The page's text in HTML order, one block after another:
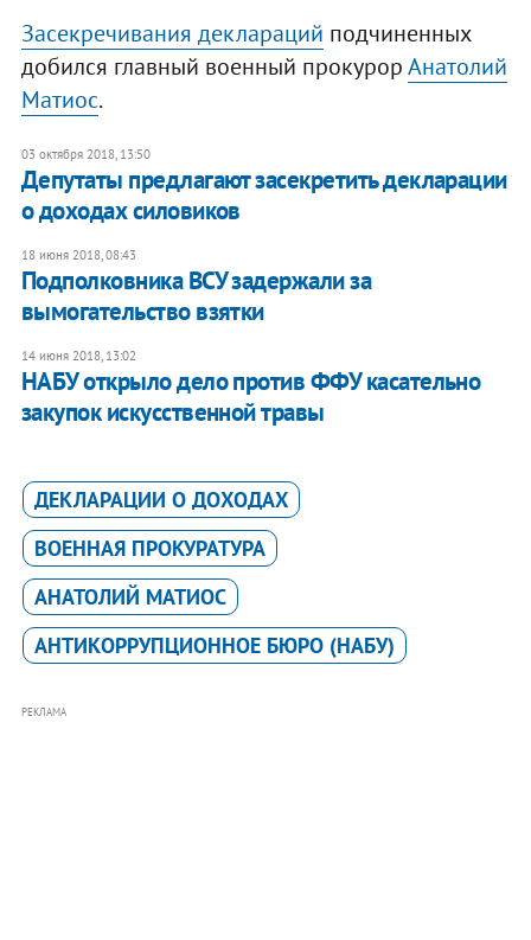
Засекречивания деклараций подчиненных
добился главный военный прокурорАнатолий
Матиос.
03 октября 2018, 13:50
​Депутаты предлагают засекретить декларации
о доходах силовиков
18 июня 2018, 08:43
Подполковника ВСУ задержали за
вымогательство взятки
14 июня 2018, 13:02
НАБУ открыло дело против ФФУ касательно
закупок искусственной травы
ДЕКЛАРАЦИИ О ДОХОДАХ
ВОЕННАЯ ПРОКУРАТУРА
АНАТОЛИЙ МАТИОС
АНТИКОРРУПЦИОННОЕ БЮРО (НАБУ)
РЕКЛАМА